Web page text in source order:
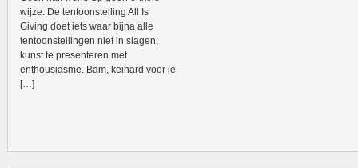
wijze. De tentoonstelling All Is
Giving doet iets waar bijna alle
tentoonstellingen niet in slagen;
kunst te presenteren met
enthousiasme. Bam, keihard voor je
[…]